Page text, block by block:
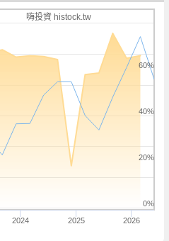
嗨投資 histock.tw
2024 2025 2026
0%
20%
40%
60%